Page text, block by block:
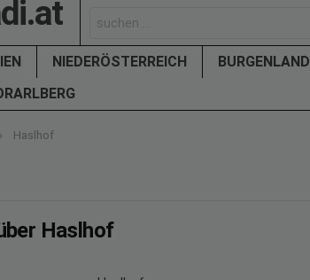
for:
NIEDERÖSTERREICH BURGENLAND
Haslhof
Haslhof